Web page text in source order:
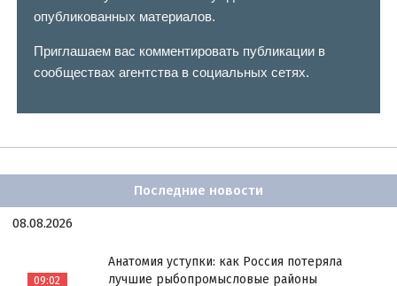
опубликованных материалов.
Приглашаем вас комментировать публикации в
сообществах агентства в социальных сетях.
Последние новости
08.08.2026
09:02
Анатомия уступки: как Россия потеряла
лучшие рыбопромысловые районы